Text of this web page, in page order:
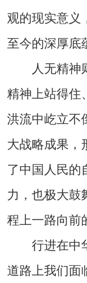
观的现实意义
至今的深厚底
人无精神则
精神上站得住
洪流中屹立不
大战略成果，
了中国人民的
力，也极大鼓
程上一路向前
行进在中华
道路上我们面